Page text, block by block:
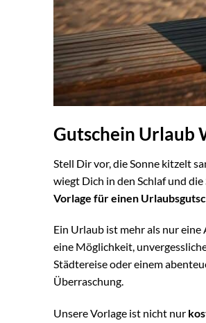
Gutschein Urlaub
Stell Dir vor, die Sonne kitzelt
wiegt Dich in den Schlaf und
Vorlage für einen
Ein Urlaub ist mehr als nur
eine Möglichkeit,
Städtereise oder einem
Überraschung.
Unsere Vorlage ist nicht nur